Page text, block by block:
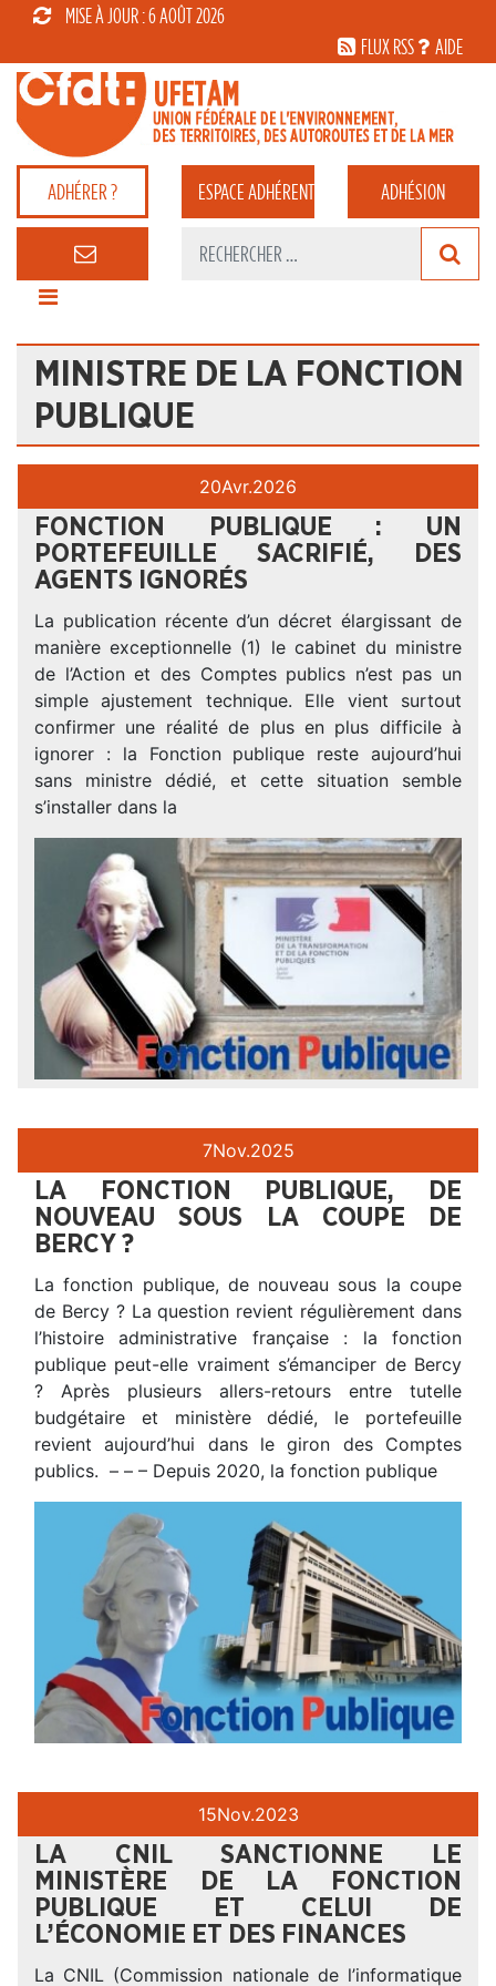
MISE À JOUR : 6 AOÛT 2026
FLUX RSS
AIDE
ADHÉRER ? ESPACEADHÉRENT ADHÉSION
MINISTRE DE LA FONCTION
PUBLIQUE
20Avr.2026
FONCTION PUBLIQUE : UN
PORTEFEUILLE SACRIFIÉ, DES
AGENTS IGNORÉS
La publication récente d’un décret élargissant de
manière exceptionnelle (1) le cabinet du ministre
de l’Action et des Comptes publics n’est pas un
simple ajustement technique. Elle vient surtout
confirmer une réalité de plus en plus difficile à
ignorer : la Fonction publique reste aujourd’hui
sans ministre dédié, et cette situation semble
s’installer dans la
7Nov.2025
LA FONCTION PUBLIQUE, DE
NOUVEAU SOUS LA COUPE DE
BERCY ?
La fonction publique, de nouveau sous la coupe
de Bercy ? La question revient régulièrement dans
l’histoire administrative française : la fonction
publique peut-elle vraiment s’émanciper de Bercy
? Après plusieurs allers-retours entre tutelle
budgétaire et ministère dédié, le portefeuille
revient aujourd’hui dans le giron des Comptes
publics. – – – Depuis 2020, la fonction publique
15Nov.2023
LA CNIL SANCTIONNE LE
MINISTÈRE DE LA FONCTION
PUBLIQUE ET CELUI DE
L’ÉCONOMIE ET DES FINANCES
La CNIL (Commission nationale de l’informatique